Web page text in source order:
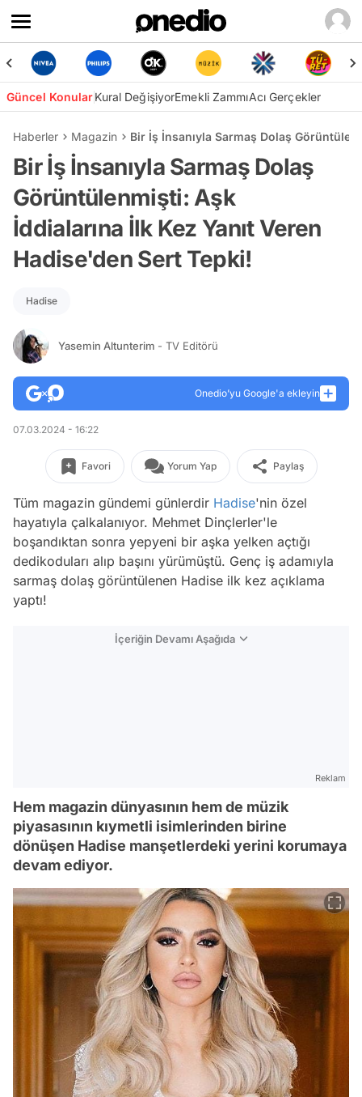
Güncel KonularKural DeğişiyorEmekli ZammıAcı Gerçekler
Haberler Magazin Bir İş İnsanıyla Sarmaş Dolaş
Bir İş İnsanıyla Sarmaş Dolaş
Görüntülenmişti: Aşk
İddialarına İlk Kez Yanıt Veren
Hadise'den Sert Tepki!
Hadise
Yasemin Altunterim - TV Editörü
Onedio’yu Google'a ekleyin
07.03.2024 - 16:22
Favori Yorum Yap Paylaş
Tüm magazin gündemi günlerdir Hadise'nin özel
hayatıyla çalkalanıyor. Mehmet Dinçlerler'le
boşandıktan sonra yepyeni bir aşka yelken açtığı
dedikoduları alıp başını yürümüştü. Genç iş adamıyla
sarmaş dolaş görüntülenen Hadise ilk kez açıklama
yaptı!
İçeriğin Devamı Aşağıda
Reklam
Hem magazin dünyasının hem de müzik
piyasasının kıymetli isimlerinden birine
dönüşen Hadise manşetlerdeki yerini korumaya
devam ediyor.